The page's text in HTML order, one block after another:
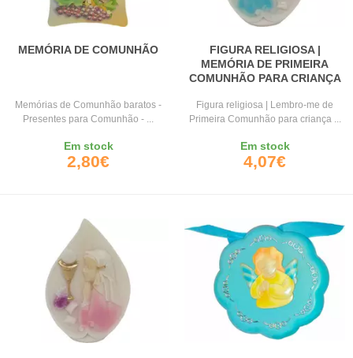
MEMÓRIA DE COMUNHÃO
Memórias de Comunhão baratos -
Presentes para Comunhão - ...
Em stock
2,80€
FIGURA RELIGIOSA |
MEMÓRIA DE PRIMEIRA
COMUNHÃO PARA CRIANÇA
Figura religiosa | Lembro-me de
Primeira Comunhão para criança ...
Em stock
4,07€